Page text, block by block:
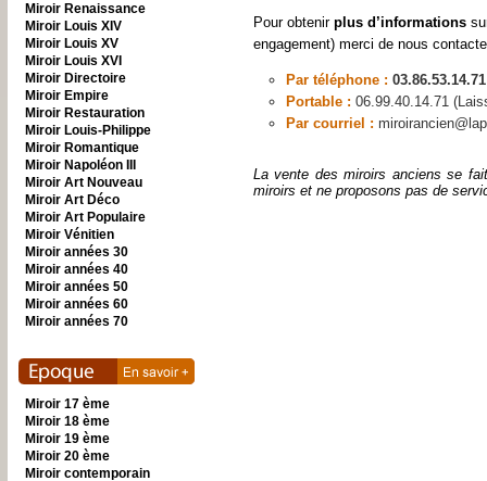
Pour obtenir plus d’informations
engagement) merci de nous
Par téléphone : 03.86.53.14.71
Portable : 06.99.40.14.71
Par courriel :
La vente des miroirs anciens se
miroirs et ne proposons pas de
Miroir Renaissance
Miroir Louis XIV
Miroir Louis XV
Miroir Louis XVI
Miroir Directoire
Miroir Empire
Miroir Restauration
Miroir Louis-Philippe
Miroir Romantique
Miroir Napoléon III
Miroir Art Nouveau
Miroir Art Déco
Miroir Art Populaire
Miroir Vénitien
Miroir années 30
Miroir années 40
Miroir années 50
Miroir années 60
Miroir années 70
Miroir 17 ème
Miroir 18 ème
Miroir 19 ème
Miroir 20 ème
Miroir contemporain